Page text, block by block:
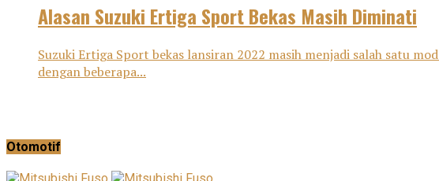
Alasan Suzuki Ertiga Sport Bekas Masih Diminati
Suzuki Ertiga Sport bekas lansiran 2022 masih menjadi salah satu
dengan beberapa...
Otomotif